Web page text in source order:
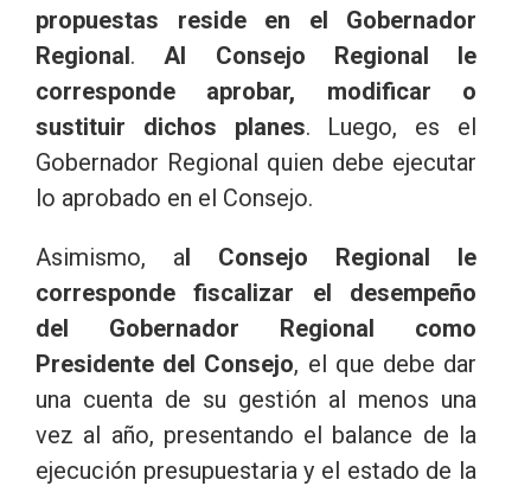
propuestas reside en el Gobernador
Regional. Al Consejo Regional le
corresponde aprobar, modificar o
sustituir dichos planes. Luego, es el
Gobernador Regional quien debe ejecutar
lo aprobado en el Consejo.
Asimismo, al Consejo Regional le
corresponde fiscalizar el desempeño
del Gobernador Regional como
Presidente del Consejo, el que debe dar
una cuenta de su gestión al menos una
vez al año, presentando el balance de la
ejecución presupuestaria y el estado de la